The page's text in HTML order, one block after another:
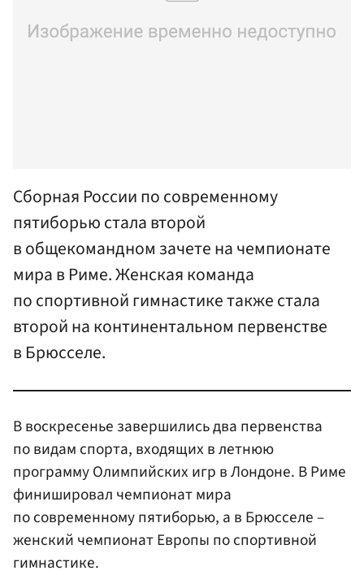
Сборная России по современному
пятиборью стала второй
в общекомандном зачете на чемпионате
мира в Риме. Женская команда
по спортивной гимнастике также стала
второй на континентальном первенстве
в Брюсселе.
В воскресенье завершились два первенства
по видам спорта, входящих в летнюю
программу Олимпийских игр в Лондоне. В Риме
финишировал чемпионат мира
по современному пятиборью, а в Брюсселе –
женский чемпионат Европы по спортивной
гимнастике.